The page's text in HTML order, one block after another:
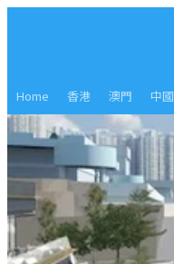
Home 香港 澳門 中國